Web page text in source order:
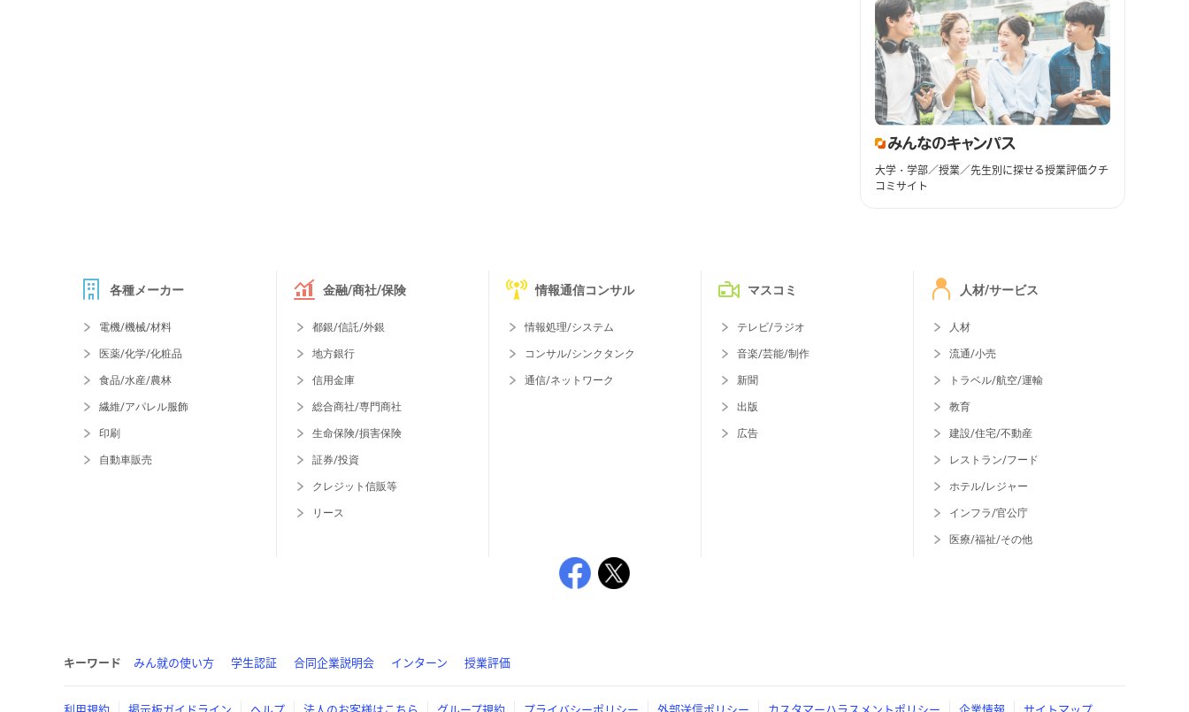
大学・学部／授業／先生別に探せる授業評価クチ
コミサイト
各種メーカー
電機/機械/材料
医薬/化学/化粧品
食品/水産/農林
繊維/アパレル服飾
印刷
自動車販売
金融/商社/保険
都銀/信託/外銀
地方銀行
信用金庫
総合商社/専門商社
生命保険/損害保険
証券/投資
クレジット信販等
リース
情報通信コンサル
情報処理/システム
コンサル/シンクタンク
通信/ネットワーク
マスコミ
テレビ/ラジオ
音楽/芸能/制作
新聞
出版
広告
人材/サービス
人材
流通/小売
トラベル/航空/運輸
教育
建設/住宅/不動産
レストラン/フード
ホテル/レジャー
インフラ/官公庁
医療/福祉/その他
キーワード みん就の使い方 学生認証 合同企業説明会 インターン 授業評価